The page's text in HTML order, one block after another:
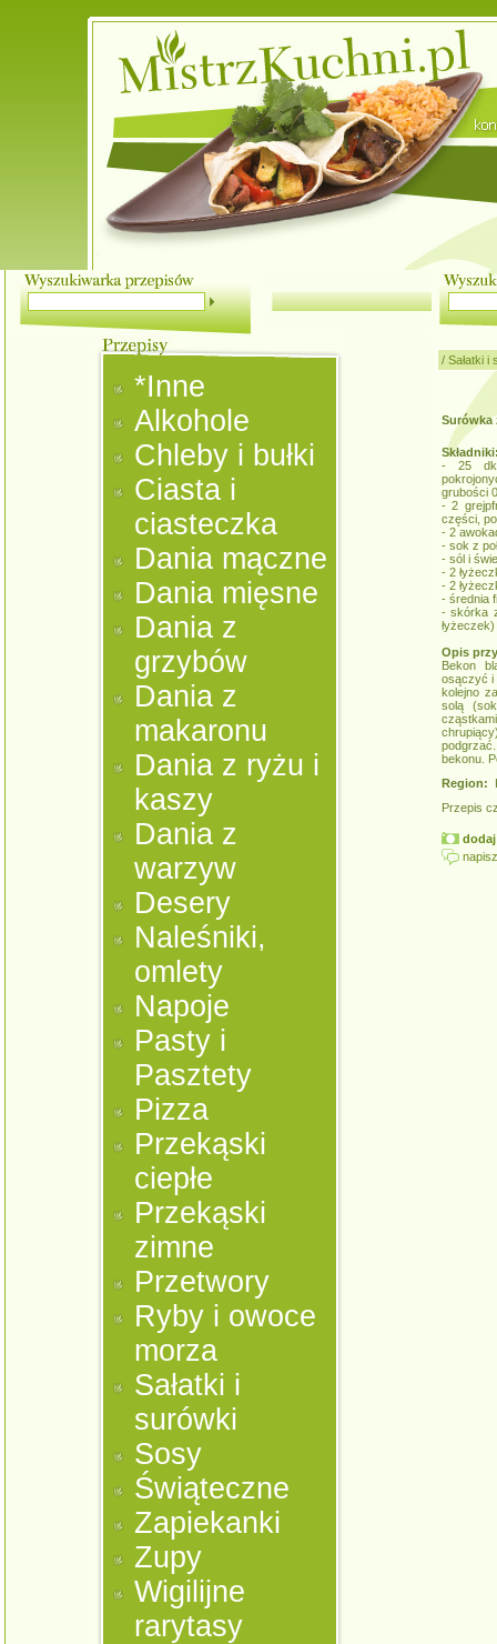
*Inne
Alkohole
Chleby i bułki
Ciasta i
ciasteczka
Dania mączne
Dania mięsne
Dania z
grzybów
Dania z
makaronu
Dania z ryżu i
kaszy
Dania z
warzyw
Desery
Naleśniki,
omlety
Napoje
Pasty i
Pasztety
Pizza
Przekąski
ciepłe
Przekąski
zimne
Przetwory
Ryby i owoce
morza
Sałatki i
surówki
Sosy
Świąteczne
Zapiekanki
Zupy
Wigilijne
rarytasy
/ Sałatki i
Surówka
- 25
grubości
- 2
części,
- 2
- sok z
- sól i
- 2
- 2
- średnia
- skórka
łyżeczek)
Opis
Bekon
osączyć i
kolejno
solą
bekonu.
Region:
Przepis